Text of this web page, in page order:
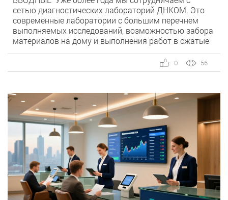
сетью диагностических лабораторий ДНКОМ. Это
современные лаборатории с большим перечнем
выполняемых исследований, возможностью забора
материалов на дому и выполнения работ в сжатые
и продолжает развивать офисную сеть. Наш
рассказ касается Москвы и Московской области, где
плотно. В […]
56
0